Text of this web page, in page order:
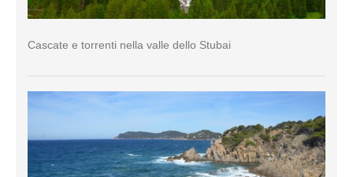
Cascate e torrenti nella valle dello Stubai